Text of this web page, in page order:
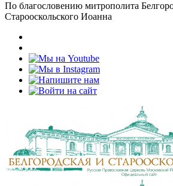
По благословению митрополита
Старооскольского Иоанна